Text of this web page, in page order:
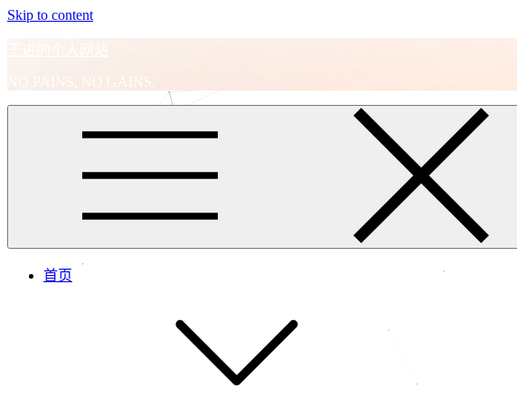
Skip to content
王进的个人网站
NO PAINS, NO GAINS.
首页